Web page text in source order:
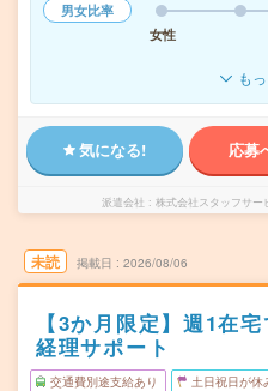
男女比率
女性
も
気になる! 応募
派遣会社 株式会社スタッフサー
未読 掲載日 2026/08/06
【3か月限定】週1在
経理サポート
交通費別途支給あり 土日祝日が休